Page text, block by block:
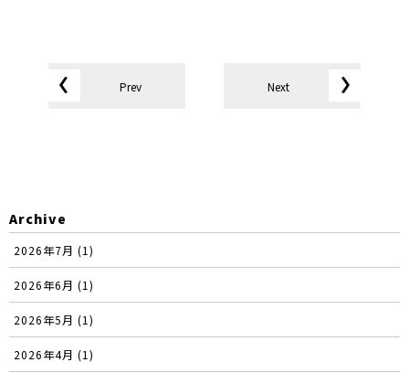
Prev Next
Archive
2026年7月 (1)
2026年6月 (1)
2026年5月 (1)
2026年4月 (1)